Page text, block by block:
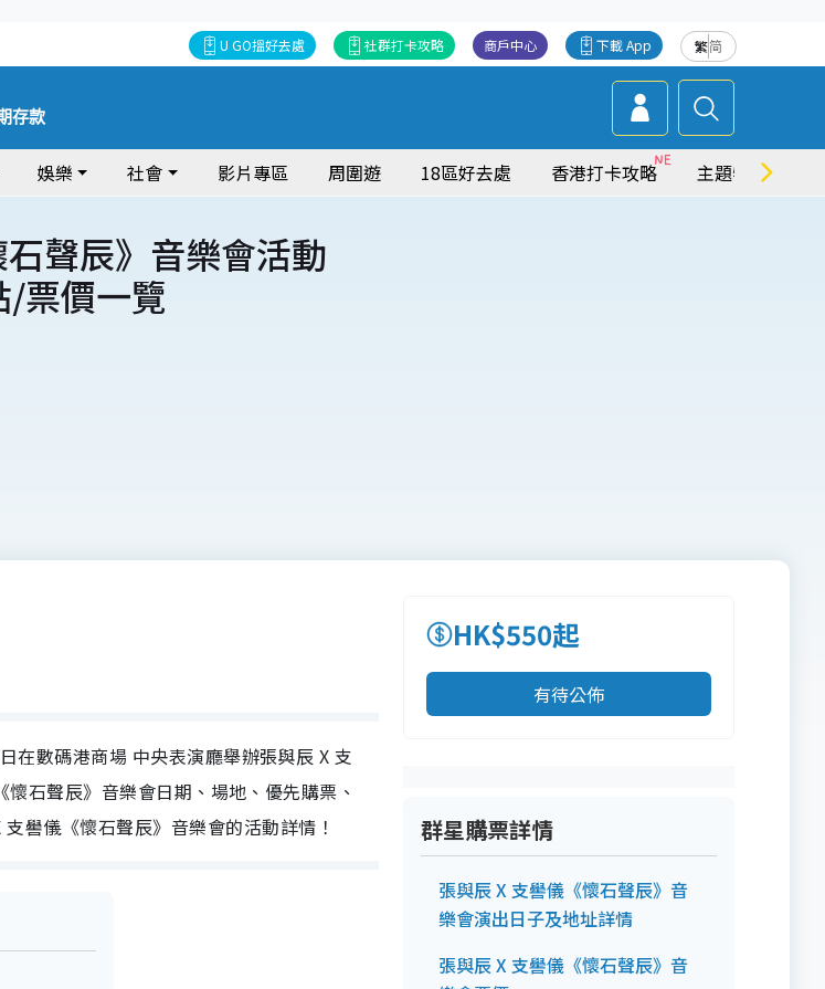
繁简
下載 App
商戶中心
社群打卡攻略
U GO搵好去處
存款
娛樂 社會 影片專區 周圍遊 18區好去處 香港打卡攻略 主題特集
聲辰》音樂會活動
票價一覽
在數碼港商場 中央表演廳舉辦張與辰 X 支
石聲辰》音樂會日期、場地、優先購票、
嚳儀《懷石聲辰》音樂會的活動詳情！
HK$550起
有待公佈
群星購票詳情
張與辰 X 支嚳儀《懷石聲辰》音
樂會演出日子及地址詳情
張與辰 X 支嚳儀《懷石聲辰》音